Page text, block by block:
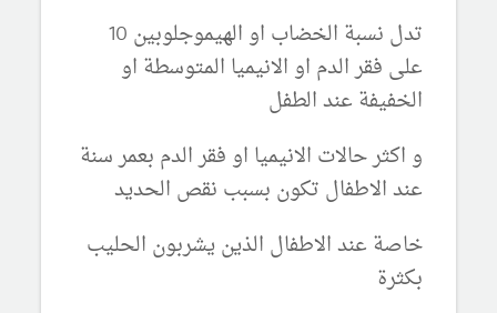
تدل نسبة الخضاب او الهيموجلوبين 10
على فقر الدم او الانيميا المتوسطة او
الخفيفة عند الطفل
و اكثر حالات الانيميا او فقر الدم بعمر سنة
عند الاطفال تكون بسبب نقص الحديد
خاصة عند الاطفال الذين يشربون الحليب
بكثرة